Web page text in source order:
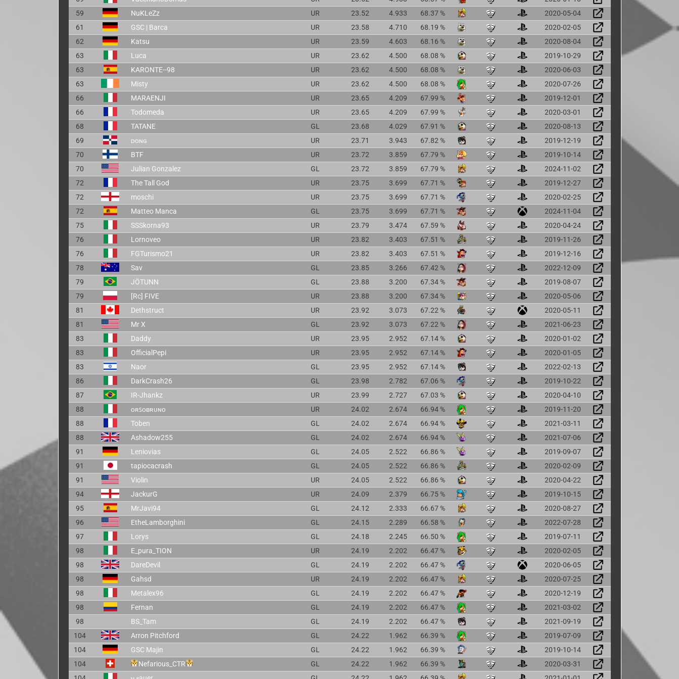
59
NuKLeZz UR 23.52 4.933 68.37 %
2020-05-04
61
GSC | Barca UR 23.58 4.710 68.19 %
2020-02-05
62
Katsu UR 23.59 4.603 68.16 %
2020-08-04
63
Luca UR 23.62 4.500 68.08 %
2019-10-29
63
KARONTE--98 UR 23.62 4.500 68.08 %
2020-06-03
63
Misty UR 23.62 4.500 68.08 %
2020-07-26
66
MARAENJI UR 23.65 4.209 67.99 %
2019-12-01
66
Todomeda UR 23.65 4.209 67.99 %
2020-03-01
68
TATANE GL 23.68 4.029 67.91 %
2020-08-13
69
ᴅᴏɴɢ UR 23.71 3.943 67.82 %
2019-12-19
70
BTF UR 23.72 3.859 67.79 %
2019-10-14
70
Julian Gonzalez GL 23.72 3.859 67.79 %
2024-11-02
72
The Tall God UR 23.75 3.699 67.71 %
2019-12-27
72
moschi UR 23.75 3.699 67.71 %
2020-02-25
72
Matteo Manca GL 23.75 3.699 67.71 %
2024-11-04
75
SSSkorna93 UR 23.79 3.474 67.59 %
2020-04-24
76
Lornoveo UR 23.82 3.403 67.51 %
2019-11-26
76
FGTurismo21 UR 23.82 3.403 67.51 %
2019-12-16
78
Sav GL 23.85 3.266 67.42 %
2022-12-09
79
JÖTUNN GL 23.88 3.200 67.34 %
2019-08-07
79
[Rc] FIVE UR 23.88 3.200 67.34 %
2020-05-06
81
Dethstruct UR 23.92 3.073 67.22 %
2020-05-11
81
Mr X GL 23.92 3.073 67.22 %
2021-06-23
83
Daddy UR 23.95 2.952 67.14 %
2020-01-02
83
OfficialPepi UR 23.95 2.952 67.14 %
2020-01-05
83
Naor GL 23.95 2.952 67.14 %
2022-02-13
86
DarkCrash26 GL 23.98 2.782 67.06 %
2019-10-22
87
IR-Jhankz UR 23.99 2.727 67.03 %
2020-04-10
88
ᴏʀꜱᴏʙʀᴜɴᴏ UR 24.02 2.674 66.94 %
2019-11-20
88
Toben GL 24.02 2.674 66.94 %
2021-03-11
88
Ashadow255 GL 24.02 2.674 66.94 %
2021-07-06
91
Leniovias GL 24.05 2.522 66.86 %
2019-09-07
91
tapiocacrash GL 24.05 2.522 66.86 %
2020-02-09
91
Violin UR 24.05 2.522 66.86 %
2020-04-22
94
JackurG UR 24.09 2.379 66.75 %
2019-10-15
95
MrJavi94 GL 24.12 2.333 66.67 %
2020-08-27
96
EtheLamborghini GL 24.15 2.289 66.58 %
2022-07-28
97
Lorys GL 24.18 2.245 66.50 %
2019-07-11
98
E_pura_TION UR 24.19 2.202 66.47 %
2020-02-05
98
DareDevil GL 24.19 2.202 66.47 %
2020-06-05
98
Gahsd UR 24.19 2.202 66.47 %
2020-07-25
98
Metalex96 GL 24.19 2.202 66.47 %
2020-12-19
98
Fernan GL 24.19 2.202 66.47 %
2021-03-02
98
BS_Tam GL 24.19 2.202 66.47 %
2021-09-19
104
Arron Pitchford GL 24.22 1.962 66.39 %
2019-07-09
104
GSC Majin GL 24.22 1.962 66.39 %
2019-10-14
104
Nefarious_CTR GL 24.22 1.962 66.39 %
2020-03-31